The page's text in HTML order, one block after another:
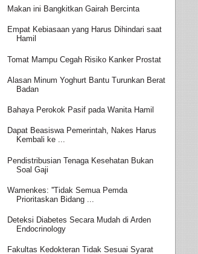
Makan ini Bangkitkan Gairah Bercinta
Empat Kebiasaan yang Harus Dihindari saat
Hamil
Tomat Mampu Cegah Risiko Kanker Prostat
Alasan Minum Yoghurt Bantu Turunkan Berat
Badan
Bahaya Perokok Pasif pada Wanita Hamil
Dapat Beasiswa Pemerintah, Nakes Harus
Kembali ke ...
Pendistribusian Tenaga Kesehatan Bukan
Soal Gaji
Wamenkes: ''Tidak Semua Pemda
Prioritaskan Bidang ...
Deteksi Diabetes Secara Mudah di Arden
Endocrinology
Fakultas Kedokteran Tidak Sesuai Syarat